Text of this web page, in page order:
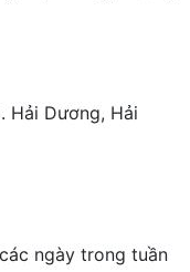
Hải Dương, Hải
ngày trong tuần